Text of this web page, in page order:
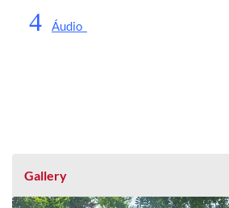
4 Áudio
Gallery